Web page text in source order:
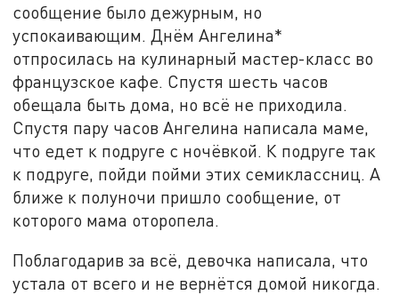
сообщение было дежурным, но
успокаивающим. Днём Ангелина*
отпросилась на кулинарный мастер-класс во
французское кафе. Спустя шесть часов
обещала быть дома, но всё не приходила.
Спустя пару часов Ангелина написала маме,
что едет к подруге с ночёвкой. К подруге так
к подруге, пойди пойми этих семиклассниц. А
ближе к полуночи пришло сообщение, от
которого мама оторопела.
Поблагодарив за всё, девочка написала, что
устала от всего и не вернётся домой никогда.